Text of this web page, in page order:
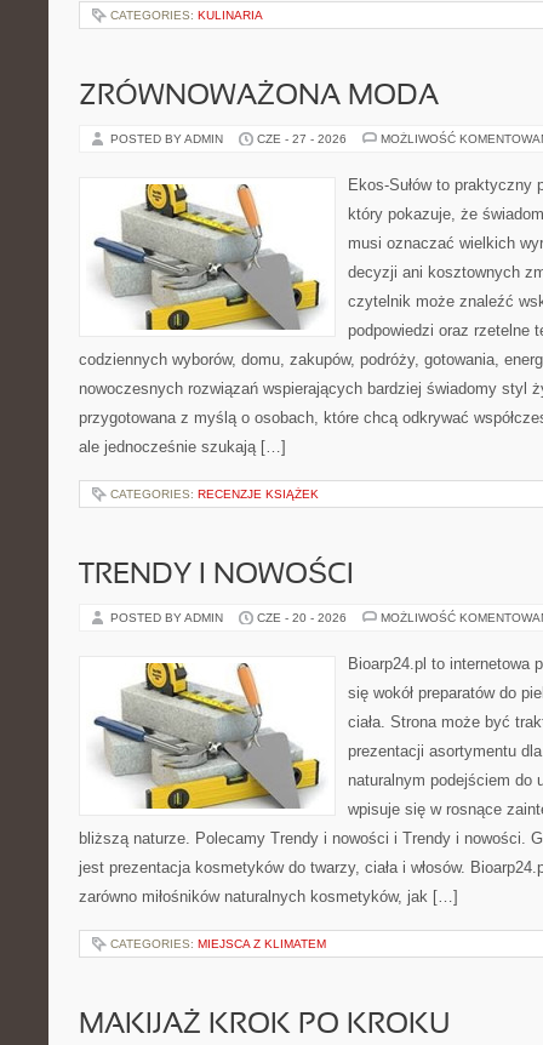
CATEGORIES: KULINARIA
ZRÓWNOWAŻONA MODA
POSTED BY ADMIN CZE - 27 - 2026 MOŻLIWOŚĆ
Ekos-Sułów to praktyczny
który pokazuje, że
musi oznaczać wielkich
decyzji ani kosztownych
czytelnik może znaleźć
podpowiedzi oraz rzetelne
codziennych wyborów, domu, zakupów, podróży, gotowania,
nowoczesnych rozwiązań wspierających bardziej świadomy styl
przygotowana z myślą o osobach, które chcą odkrywać
ale jednocześnie szukają […]
CATEGORIES: RECENZJE KSIĄŻEK
TRENDY I NOWOŚCI
POSTED BY ADMIN CZE - 20 - 2026 MOŻLIWOŚĆ
Bioarp24.pl to internetowa
się wokół preparatów do
ciała. Strona może być
prezentacji asortymentu
naturalnym podejściem do
wpisuje się w rosnące
bliższą naturze. Polecamy Trendy i nowości i Trendy i nowości.
jest prezentacja kosmetyków do twarzy, ciała i włosów.
zarówno miłośników naturalnych kosmetyków, jak […]
CATEGORIES: MIEJSCA Z KLIMATEM
MAKIJAŻ KROK PO KROKU